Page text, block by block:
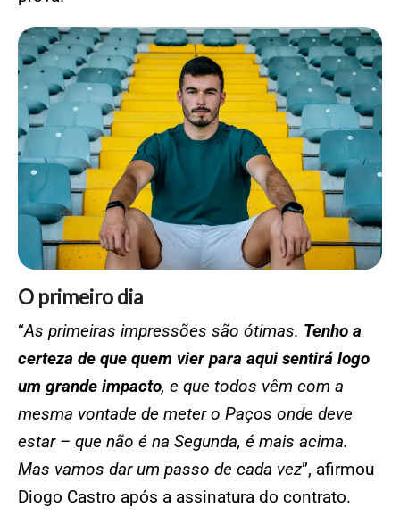
O primeiro dia
“As primeiras impressões são ótimas. Tenho a
certeza de que quem vier para aqui sentirá logo
um grande impacto, e que todos vêm com a
mesma vontade de meter o Paços onde deve
estar – que não é na Segunda, é mais acima.
Mas vamos dar um passo de cada vez”, afirmou
Diogo Castro após a assinatura do contrato.